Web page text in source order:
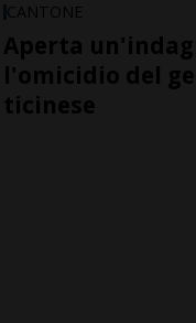
CANTONE
Aperta
l'omicidio del
ticinese